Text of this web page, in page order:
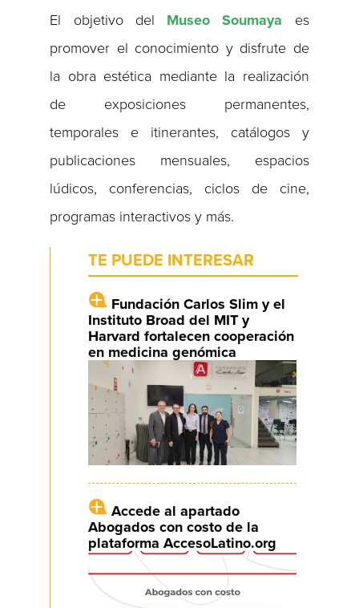
El objetivo del Museo Soumaya es
promover el conocimiento y disfrute de
la obra estética mediante la realización
de exposiciones permanentes,
temporales e itinerantes, catálogos y
publicaciones mensuales, espacios
lúdicos, conferencias, ciclos de cine,
programas interactivos y más.
TE PUEDE INTERESAR
Fundación Carlos Slim y el
Instituto Broad del MIT y
Harvard fortalecen cooperación
en medicina genómica
Accede al apartado
Abogados con costo de la
plataforma AccesoLatino.org